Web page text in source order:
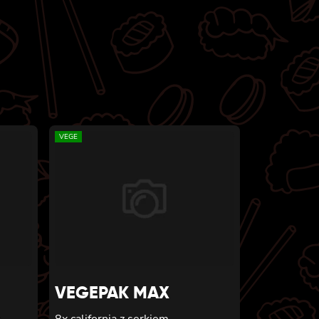
VEGE
VEGEPAK MAX